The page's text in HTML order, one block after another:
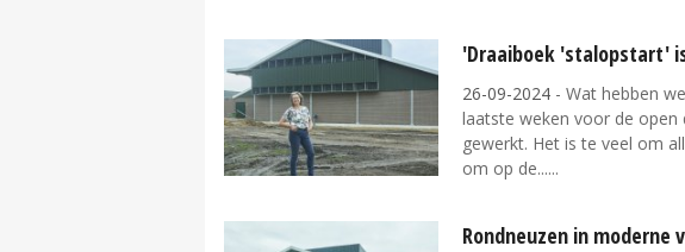
'Draaiboek 'stalopstart'
26-09-2024 - Wat hebben
laatste weken voor de open
gewerkt. Het is te veel om
om op de...
Rondneuzen in moderne